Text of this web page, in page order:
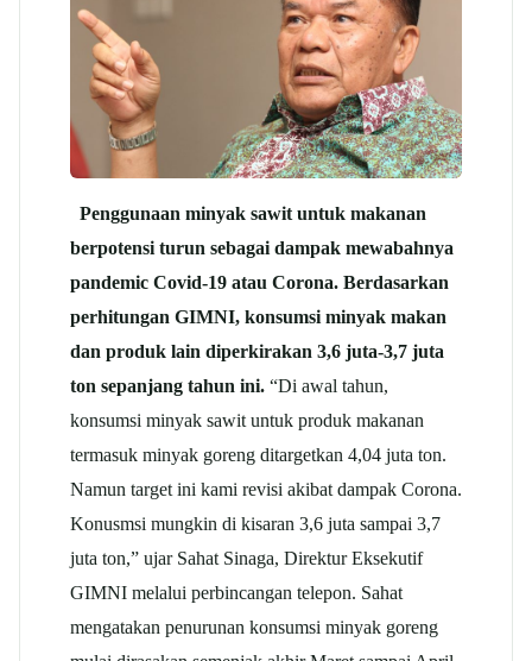
Penggunaan minyak sawit untuk makanan
berpotensi turun sebagai dampak mewabahnya
pandemic Covid-19 atau Corona. Berdasarkan
perhitungan GIMNI, konsumsi minyak makan
dan produk lain diperkirakan 3,6 juta-3,7 juta
ton sepanjang tahun ini. “Di awal tahun,
konsumsi minyak sawit untuk produk makanan
termasuk minyak goreng ditargetkan 4,04 juta ton.
Namun target ini kami revisi akibat dampak Corona.
Konusmsi mungkin di kisaran 3,6 juta sampai 3,7
juta ton,” ujar Sahat Sinaga, Direktur Eksekutif
GIMNI melalui perbincangan telepon. Sahat
mengatakan penurunan konsumsi minyak goreng